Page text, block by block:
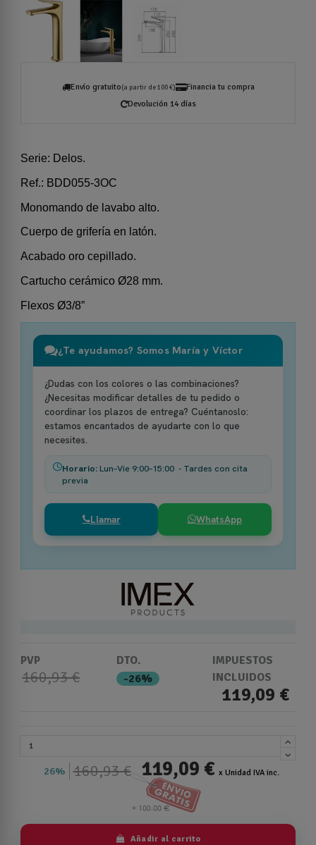
Envío gratuito(a partir de 100 €)
Financia tu compra
Devolución 14 días
Serie: Delos.
Ref.: BDD055-3OC
Monomando de lavabo alto.
Cuerpo de grifería en latón.
Acabado oro cepillado.
Cartucho cerámico Ø28 mm.
Flexos Ø3/8”
¿Te ayudamos? Somos María y Víctor
¿Dudas con los colores o las combinaciones?
¿Necesitas modificar detalles de tu pedido o
coordinar los plazos de entrega? Cuéntanoslo:
estamos encantados de ayudarte con lo que
necesites.
Horario:Lun–Vie 9:00–15:00 - Tardes con cita
previa
Llamar WhatsApp
PVP
160,93 €
DTO.
-26%
IMPUESTOS
INCLUIDOS
119,09 €
26% 160,93 € 119,09 € x Unidad IVA inc.
Añadir al carrito